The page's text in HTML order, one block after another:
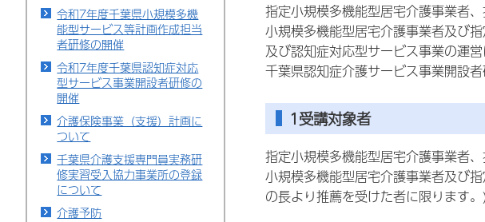
令和7年度千葉県小規模多機
能型サービス等計画作成担当
者研修の開催
令和7年度千葉県認知症対応
型サービス事業開設者研修の
開催
介護保険事業（支援）計画に
ついて
千葉県介護支援専門員実務研
修実習受入協力事業所の登録
について
介護予防
指定小規模多機能型居宅介護事業者
小規模多機能型居宅介護事業者及び
及び認知症対応型サービス事業の運
千葉県認知症介護サービス事業開設者
1受講対象者
指定小規模多機能型居宅介護事業者
小規模多機能型居宅介護事業者及び
の長より推薦を受けた者に限ります